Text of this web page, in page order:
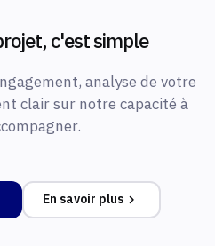
c'est simple
analyse de votre
clair sur notre capacité à
En savoir plus